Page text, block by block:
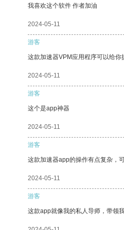
我喜欢这个软件 作者加油
2024-05-11
游客
这款加速器VPM应用程序可以给你
2024-05-11
游客
这个是app神器
2024-05-11
游客
这款加速器app的操作有点复杂，
2024-05-11
游客
这款app就像我的私人导师，带领